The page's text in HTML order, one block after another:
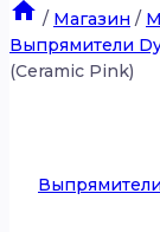
/ Магазин /
Выпрямители
(Ceramic Pink)